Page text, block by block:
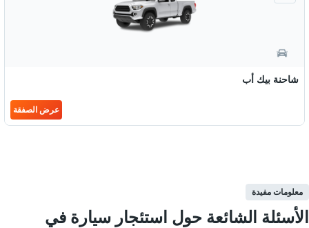
شاحنة بيك أب
عرض الصفقة
معلومات مفيدة
الأسئلة الشائعة حول استئجار سيارة في